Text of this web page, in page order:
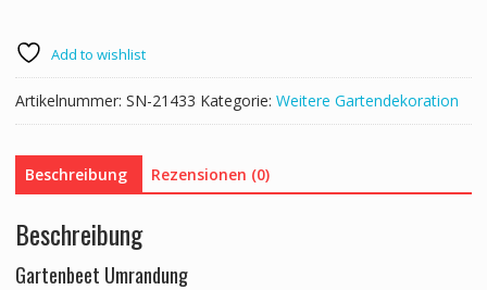
Add to wishlist
Artikelnummer: SN-21433 Kategorie: Weitere Gartendekoration
Beschreibung Rezensionen (0)
Beschreibung
Gartenbeet Umrandung